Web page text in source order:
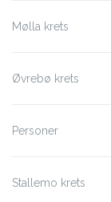
Mølla krets
Øvrebø krets
Personer
Stallemo krets